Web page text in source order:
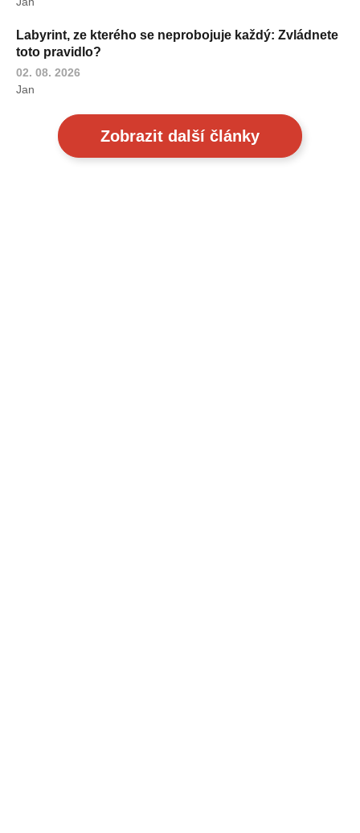
Labyrint, ze kterého se neprobojuje každý: Zvládnete
toto pravidlo?
02. 08. 2026
Jan
Zobrazit další články